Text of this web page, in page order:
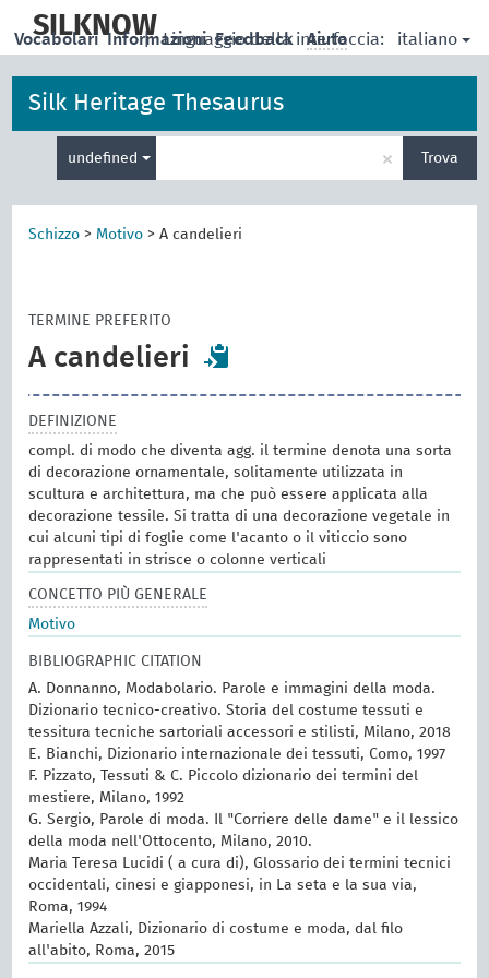
main
SILKNOW
| Linguaggio della interfaccia: italiano
Vocabolari Informazioni Feedback Aiuto
Silk Heritage Thesaurus
undefined
per
la
× Trova
Schizzo > Motivo >A candelieri
TERMINE PREFERITO
A candelieri
DEFINIZIONE
compl. di modo che diventa agg. il termine denota una sorta
di decorazione ornamentale, solitamente utilizzata in
scultura e architettura, ma che può essere applicata alla
decorazione tessile. Si tratta di una decorazione vegetale in
cui alcuni tipi di foglie come l'acanto o il viticcio sono
rappresentati in strisce o colonne verticali
CONCETTO PIÙ GENERALE
Motivo
BIBLIOGRAPHIC CITATION
A. Donnanno, Modabolario. Parole e immagini della moda.
Dizionario tecnico-creativo. Storia del costume tessuti e
tessitura tecniche sartoriali accessori e stilisti, Milano, 2018
E. Bianchi, Dizionario internazionale dei tessuti, Como, 1997
F. Pizzato, Tessuti & C. Piccolo dizionario dei termini del
mestiere, Milano, 1992
G. Sergio, Parole di moda. Il "Corriere delle dame" e il lessico
della moda nell'Ottocento, Milano, 2010.
Maria Teresa Lucidi ( a cura di), Glossario dei termini tecnici
occidentali, cinesi e giapponesi, in La seta e la sua via,
Roma, 1994
Mariella Azzali, Dizionario di costume e moda, dal filo
all'abito, Roma, 2015